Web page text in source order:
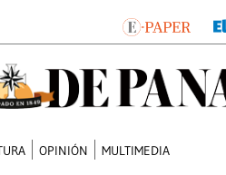
OPINIÓN MULTIMEDIA